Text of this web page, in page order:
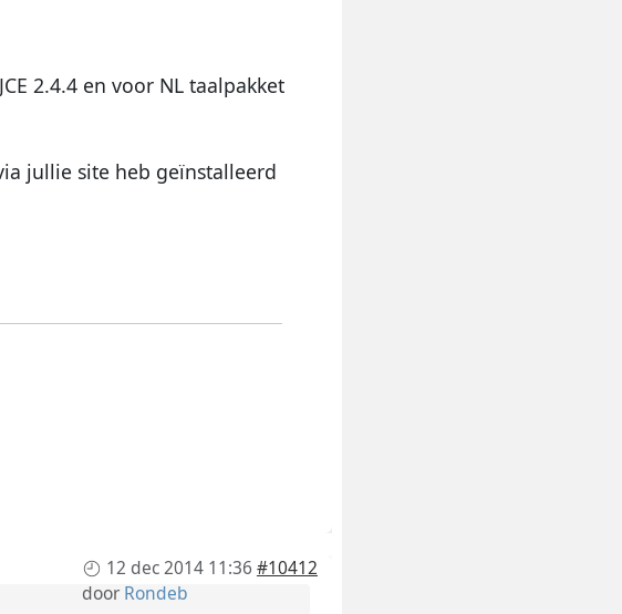
2.4.4 en voor NL taalpakket
jullie site heb geïnstalleerd
12 dec 2014 11:36 #10412
doorRondeb